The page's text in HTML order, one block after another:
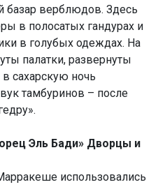
базар верблюдов. Здесь
в полосатых гандурах и
в голубых одеждах. На
палатки, развернуты
сахарскую ночь
тамбуринов – после
Эль Бади» Дворцы и
использовались